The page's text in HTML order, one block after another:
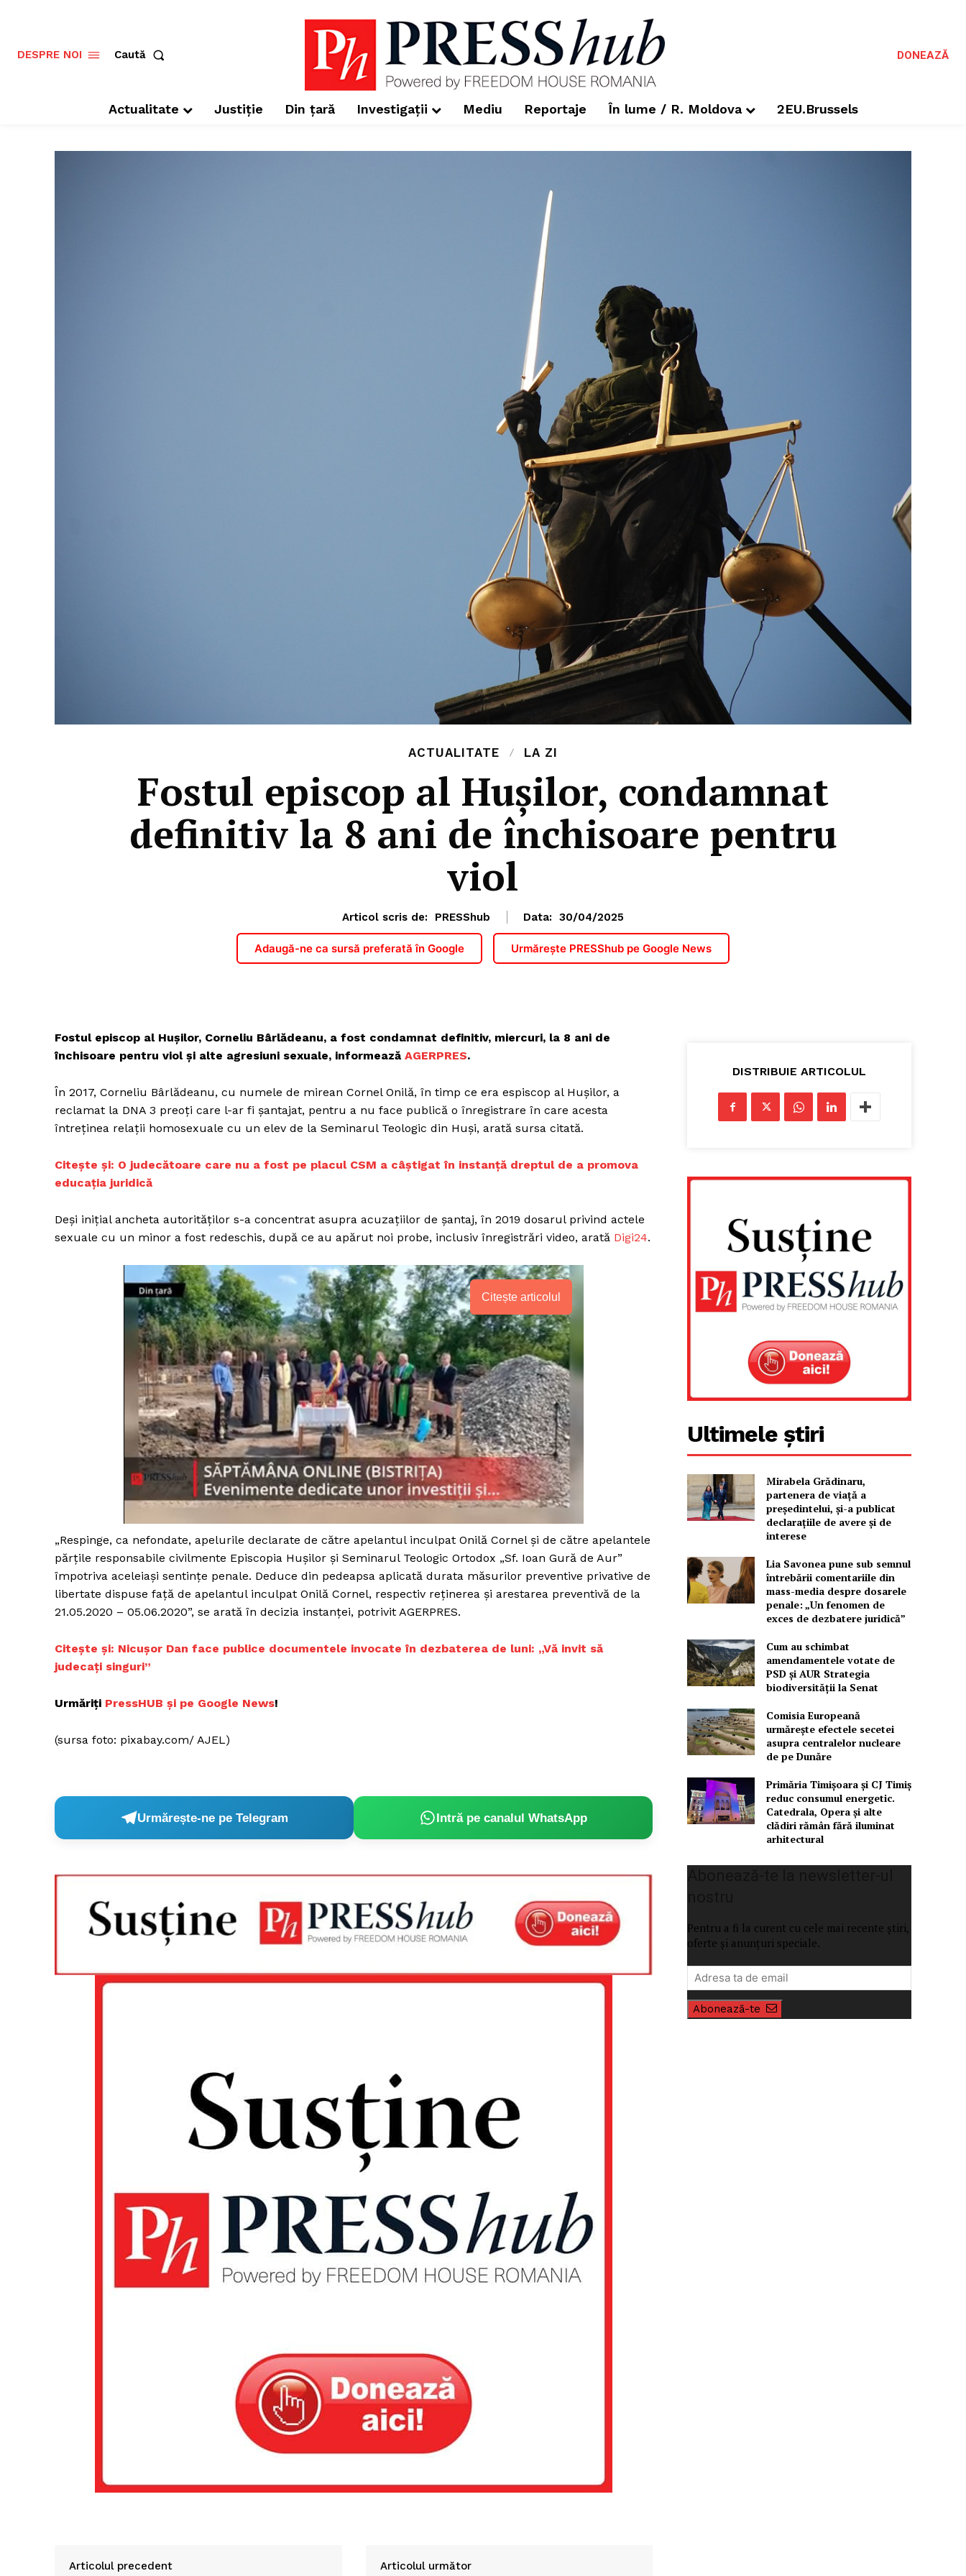
ROMÂNIA
PRESShub
Despre noi / Echipa
Proiecte editoriale
DESPRE NOI Caută DONEAZĂ
Actualitate Justiție Din țară Investigații Mediu Reportaje În lume / R. Moldova 2EU.Brussels
ACTUALITATE LA ZI
Fostul episcop al Hușilor, condamnat
definitiv la 8 ani de închisoare pentru
viol
Articol scris de: PRESShub Data: 30/04/2025
Adaugă-ne ca sursă preferată în Google Urmărește PRESShub pe Google News
Fostul episcop al Hușilor, Corneliu Bârlădeanu, a fost condamnat definitiv, miercuri, la 8 ani de
închisoare pentru viol și alte agresiuni sexuale, informează AGERPRES.
În 2017, Corneliu Bârlădeanu, cu numele de mirean Cornel Onilă, în timp ce era espiscop al Hușilor, a
reclamat la DNA 3 preoți care l-ar fi șantajat, pentru a nu face publică o înregistrare în care acesta
întreținea relații homosexuale cu un elev de la Seminarul Teologic din Huși, arată sursa citată.
Citește și: O judecătoare care nu a fost pe placul CSM a câștigat în instanță dreptul de a promova
educația juridică
Deși inițial ancheta autorităților s-a concentrat asupra acuzațiilor de șantaj, în 2019 dosarul privind actele
sexuale cu un minor a fost redeschis, după ce au apărut noi probe, inclusiv înregistrări video, arată Digi24.
Citește articolul
„Respinge, ca nefondate, apelurile declarate de către apelantul inculpat Onilă Cornel și de către apelantele
părțile responsabile civilmente Episcopia Hușilor și Seminarul Teologic Ortodox „Sf. Ioan Gură de Aur”
împotriva aceleiași sentințe penale. Deduce din pedeapsa aplicată durata măsurilor preventive privative de
libertate dispuse față de apelantul inculpat Onilă Cornel, respectiv reținerea și arestarea preventivă de la
21.05.2020 – 05.06.2020”, se arată în decizia instanței, potrivit AGERPRES.
Citește și: Nicușor Dan face publice documentele invocate în dezbaterea de luni: „Vă invit să
judecați singuri”
Urmăriți PressHUB și pe Google News!
(sursa foto: pixabay.com/ AJEL)
Urmărește-ne pe Telegram Intră pe canalul WhatsApp
Articolul precedent Articolul următor
DISTRIBUIE ARTICOLUL
Ultimele știri
Mirabela Grădinaru,
partenera de viață a
președintelui, și-a publicat
declarațiile de avere și de
interese
Lia Savonea pune sub semnul
întrebării comentariile din
mass-media despre dosarele
penale: „Un fenomen de
exces de dezbatere juridică”
Cum au schimbat
amendamentele votate de
PSD și AUR Strategia
biodiversității la Senat
Comisia Europeană
urmărește efectele secetei
asupra centralelor nucleare
de pe Dunăre
Primăria Timișoara şi CJ Timiș
reduc consumul energetic.
Catedrala, Opera şi alte
clădiri rămân fără iluminat
arhitectural
Pentru a fi la curent cu cele mai recente știri,
oferte și anunțuri speciale.
Abonează-te